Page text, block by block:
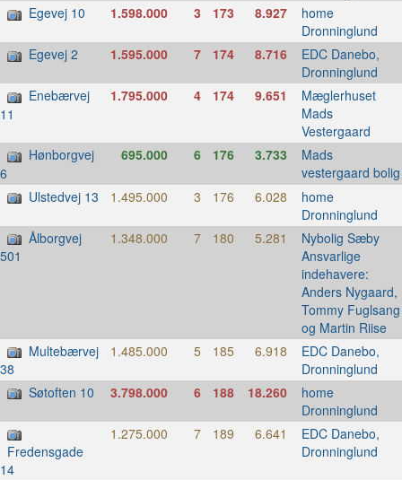
Egevej 10
1.598.000 3 173 8.927 home
Dronninglund
Egevej 2
1.595.000 7 174 8.716 EDC Danebo,
Dronninglund
Enebærvej
11
1.795.000 4 174 9.651 Mæglerhuset
Mads
Vestergaard
Hønborgvej
6
695.000 6 176 3.733 Mads
vestergaard bolig
Ulstedvej 13
1.495.000 3 176 6.028 home
Dronninglund
Ålborgvej
501
1.348.000 7 180 5.281 Nybolig Sæby
Ansvarlige
indehavere:
Anders Nygaard,
Tommy Fuglsang
og Martin Riise
Multebærvej
38
1.485.000 5 185 6.918 EDC Danebo,
Dronninglund
Søtoften 10
3.798.000 6 188 18.260 home
Dronninglund
Fredensgade
14
1.275.000 7 189 6.641 EDC Danebo,
Dronninglund